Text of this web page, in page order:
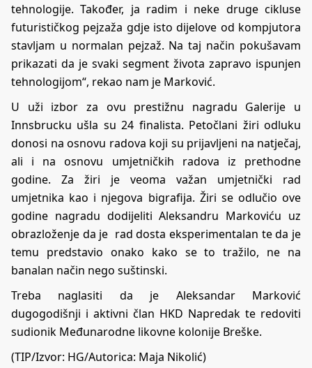
tehnologije. Također, ja radim i neke druge cikluse
futurističkog pejzaža gdje isto dijelove od kompjutora
stavljam u normalan pejzaž. Na taj način pokušavam
prikazati da je svaki segment života zapravo ispunjen
tehnologijom“, rekao nam je Marković.
U uži izbor za ovu prestižnu nagradu Galerije u
Innsbrucku ušla su 24 finalista. Petočlani žiri odluku
donosi na osnovu radova koji su prijavljeni na natječaj,
ali i na osnovu umjetničkih radova iz prethodne
godine. Za žiri je veoma važan umjetnički rad
umjetnika kao i njegova bigrafija. Žiri se odlučio ove
godine nagradu dodijeliti Aleksandru Markoviću uz
obrazloženje da je rad dosta eksperimentalan te da je
temu predstavio onako kako se to tražilo, ne na
banalan način nego suštinski.
Treba naglasiti da je Aleksandar Marković
dugogodišnji i aktivni član HKD Napredak te redoviti
sudionik Međunarodne likovne kolonije Breške.
(TIP/Izvor: HG/Autorica: Maja Nikolić)